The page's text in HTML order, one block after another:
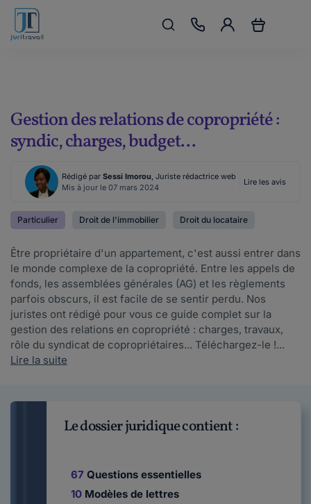
Le dossier juridique contient :
67 Questions essentielles
10 Modèles de lettres
Gestion des relations de copropriété :
syndic, charges, budget...
Rédigé par Sessi Imorou, Juriste rédactrice web
Mis à jour le 07 mars 2024
Lire les avis
Particulier Droit de l'immobilier Droit du locataire
Être propriétaire d'un appartement, c'est aussi entrer dans
le monde complexe de la copropriété. Entre les appels de
fonds, les assemblées générales (AG) et les règlements
parfois obscurs, il est facile de se sentir perdu. Nos
juristes ont rédigé pour vous ce guide complet sur la
gestion des relations en copropriété : charges, travaux,
rôle du syndicat de copropriétaires... Téléchargez-le !...
Lire la suite